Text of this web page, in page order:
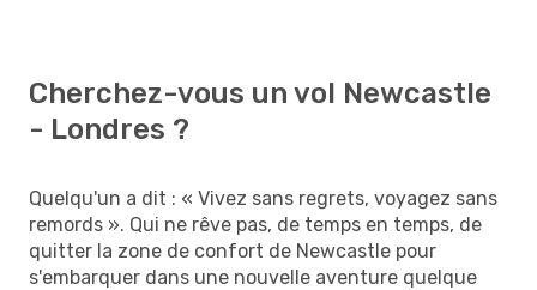
Cherchez-vous un vol Newcastle
- Londres ?
Quelqu'un a dit : « Vivez sans regrets, voyagez sans
remords ». Qui ne rêve pas, de temps en temps, de
quitter la zone de confort de Newcastle pour
s'embarquer dans une nouvelle aventure quelque